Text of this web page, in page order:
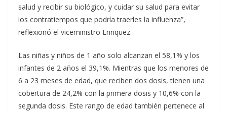
salud y recibir su biológico, y cuidar su salud para evitar
los contratiempos que podría traerles la influenza”,
reflexionó el viceministro Enriquez.
Las niñas y niños de 1 año solo alcanzan el 58,1% y los
infantes de 2 años el 39,1%. Mientras que los menores de
6 a 23 meses de edad, que reciben dos dosis, tienen una
cobertura de 24,2% con la primera dosis y 10,6% con la
segunda dosis. Este rango de edad también pertenece al